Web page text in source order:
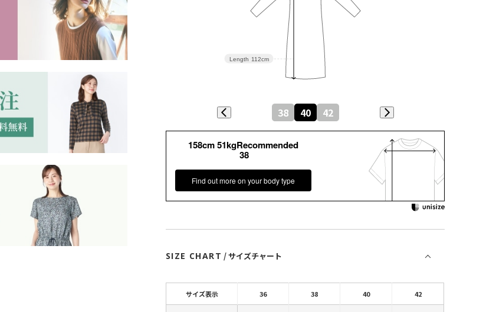
Length 112cm
38 40 42
158cm 51kgRecommended
38
Find out more on your body type
SIZE CHART / サイズチャート
サイズ表示 36 38 40 42